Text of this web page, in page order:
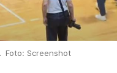
Foto: Screenshot